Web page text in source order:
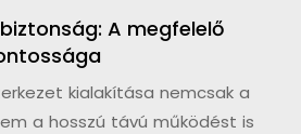
A megfelelő
kialakítása nemcsak a
a hosszú távú működést is